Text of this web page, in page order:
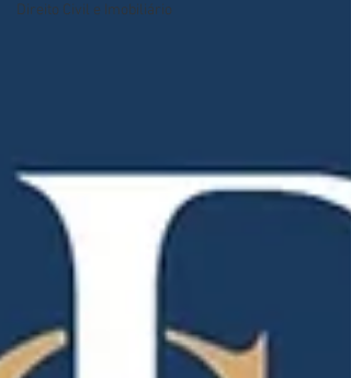
Direito Civil e Imobiliário